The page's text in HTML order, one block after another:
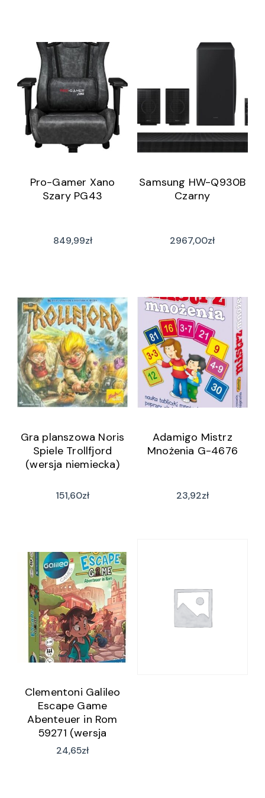
Pro-Gamer Xano
Szary PG43
849,99zł
Samsung HW-Q930B
Czarny
2967,00zł
Gra planszowa Noris
Spiele Trollfjord
(wersja niemiecka)
151,60zł
Adamigo Mistrz
Mnożenia G-4676
23,92zł
Clementoni Galileo
Escape Game
Abenteuer in Rom
59271 (wersja
niemiecka)
24,65zł